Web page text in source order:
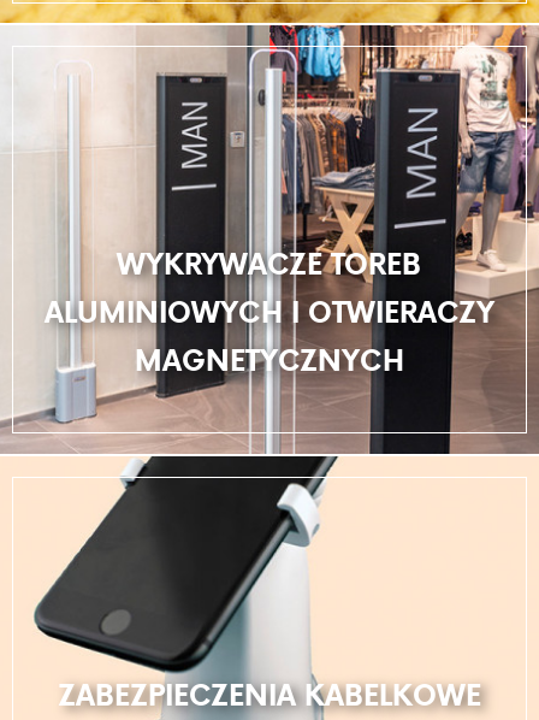
WYKRYWACZE TOREB
ALUMINIOWYCH I OTWIERACZY
MAGNETYCZNYCH
ZABEZPIECZENIA KABELKOWE